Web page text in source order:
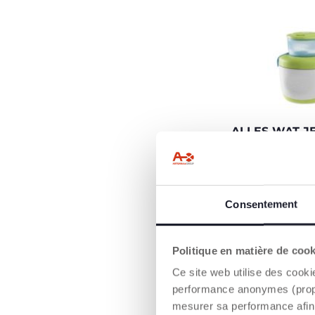
Consentement
Politique en matière de
Ce site web utilise des
performance anonymes
mesurer sa performance
ALLES WAT
De verpakking
thermohouder
een